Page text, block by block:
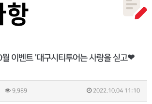
항
이벤트 '대구시티투어는 사랑을 싣고❤
9,989 2022.10.04 11:10